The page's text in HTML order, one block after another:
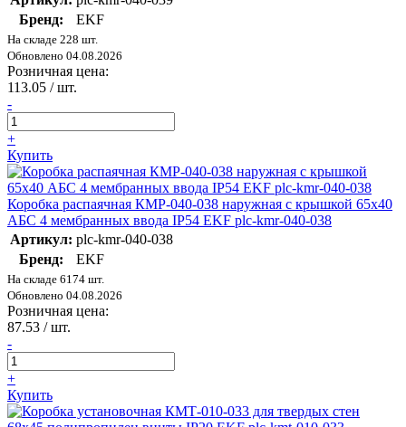
Бренд:
EKF
На складе 228 шт.
Обновлено 04.08.2026
Розничная цена:
113.05 / шт.
-
+
Купить
Коробка распаячная КМР-040-038 наружная с крышкой 65х40
АБС 4 мембранных ввода IP54 EKF plc-kmr-040-038
Артикул: plc-kmr-040-038
Бренд:
EKF
На складе 6174 шт.
Обновлено 04.08.2026
Розничная цена:
87.53 / шт.
-
+
Купить